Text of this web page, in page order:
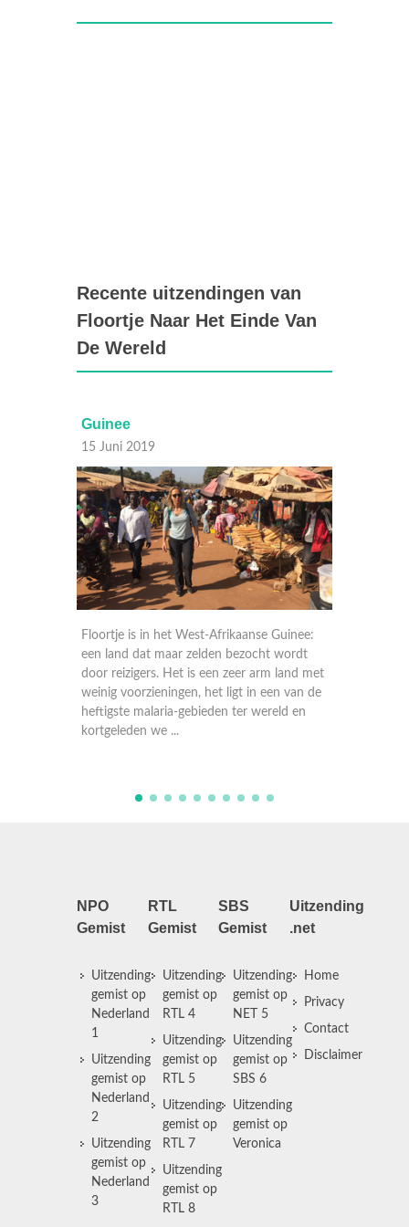
Recente uitzendingen van
Floortje Naar Het Einde Van
De Wereld
in het West-Afrikaanse Guinee:
dat maar zelden bezocht wordt
Het is een zeer arm land met
het ligt in een van de
malaria-gebieden ter wereld en
Floortje Dessing reist naar de
uithoeken op aarde. Elke
naar een andere afgelegen en
bestemming waar ze mensen
NPO
Gemist
Uitzending
gemist op
Nederland
1
Uitzending
gemist op
Nederland
2
Uitzending
gemist op
Nederland
3
RTL
Gemist
Uitzending
gemist op
RTL 4
Uitzending
gemist op
RTL 5
Uitzending
gemist op
RTL 7
Uitzending
gemist op
RTL 8
SBS
Gemist
Uitzending
gemist op
NET 5
Uitzending
gemist op
SBS 6
Uitzending
gemist op
Veronica
Uitzending
.net
Home
Privacy
Contact
Disclaimer